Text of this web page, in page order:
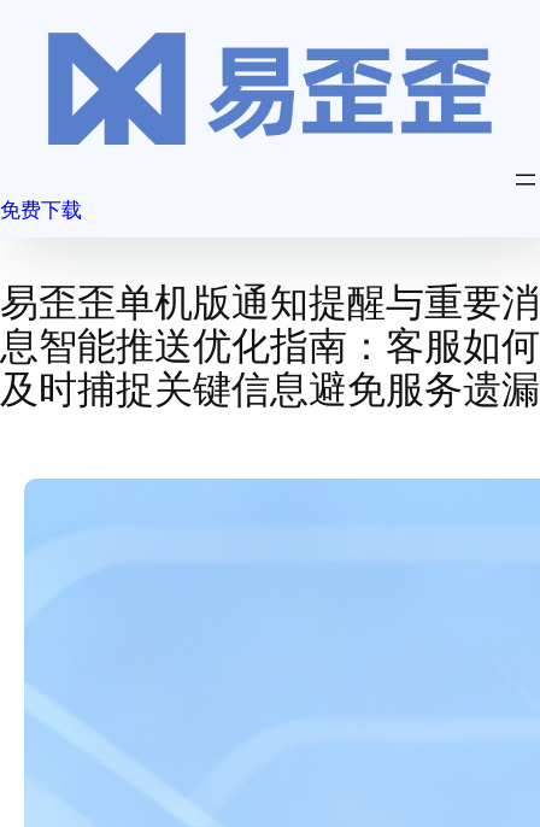
免费下载
易歪歪单机版通知提醒与重要消
息智能推送优化指南：客服如何
及时捕捉关键信息避免服务遗漏